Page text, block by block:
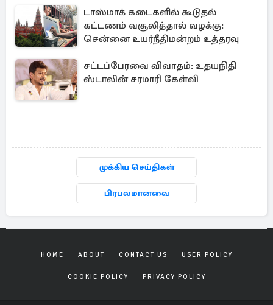
டாஸ்மாக் கடைகளில் கூடுதல்
கட்டணம் வசூலித்தால் வழக்கு:
சென்னை உயர்நீதிமன்றம் உத்தரவு
சட்டப்பேரவை விவாதம்: உதயநிதி
ஸ்டாலின் சரமாரி கேள்வி
முக்கிய செய்திகள்
பிரபலமானவை
HOME ABOUT CONTACT US USER POLICY
COOKIE POLICY PRIVACY POLICY